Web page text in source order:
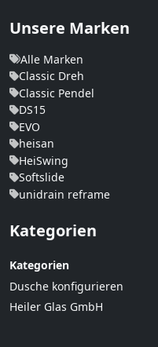
Unsere Marken
Alle Marken
Classic Dreh
Classic Pendel
DS15
EVO
heisan
HeiSwing
Softslide
unidrain reframe
Kategorien
Kategorien
Dusche konfigurieren
Heiler Glas GmbH